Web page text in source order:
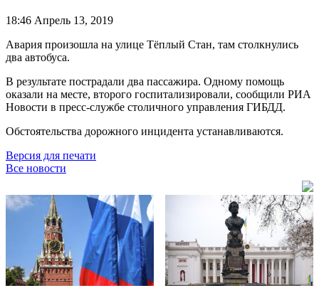
18:46 Апрель 13, 2019
Авария произошла на улице Тёплый Стан, там столкнулись
два автобуса.
В результате пострадали два пассажира. Одному помощь
оказали на месте, второго госпитализировали, сообщили РИА
Новости в пресс-службе столичного управления ГИБДД.
Обстоятельства дорожного инцидента устанавливаются.
Версия для печати
Все новости